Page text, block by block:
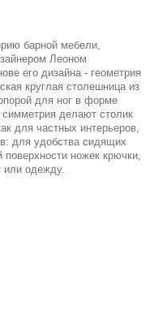
барной мебели,
Леоном
его дизайна - геометрия
круглая столешница из
для ног в форме
делают столик
для частных интерьеров,
для удобства сидящих
поверхности ножек крючки,
или одежду.